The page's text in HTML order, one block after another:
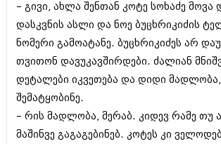
– გივი, ახლა შენთან კოტე სოხაძე მოვა
დასკვნის ასლი და ნოე ბუცხრიკიძის
ნომერი გამოატანე. ბუცხრიკიძეს არ
თვითონ დავუკავშირდები. ძალიან
დეტალები იკვეთება და დიდი
შემატყობინე.
– რის მადლობა, მერაბ. კიდევ რამე თუ
მაშინვე გაგაგებინებ. კოტეს კი